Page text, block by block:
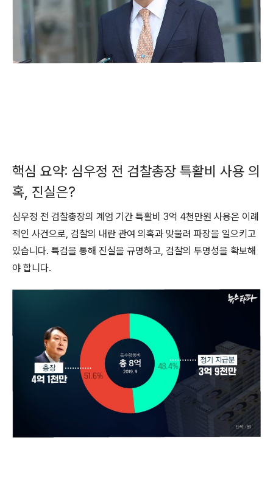
핵심 요약: 심우정 전 검찰총장 특활비 사용 의
혹, 진실은?
심우정 전 검찰총장의 계엄 기간 특활비 3억 4천만원 사용은 이례
적인 사건으로, 검찰의 내란 관여 의혹과 맞물려 파장을 일으키고
있습니다. 특검을 통해 진실을 규명하고, 검찰의 투명성을 확보해
야 합니다.